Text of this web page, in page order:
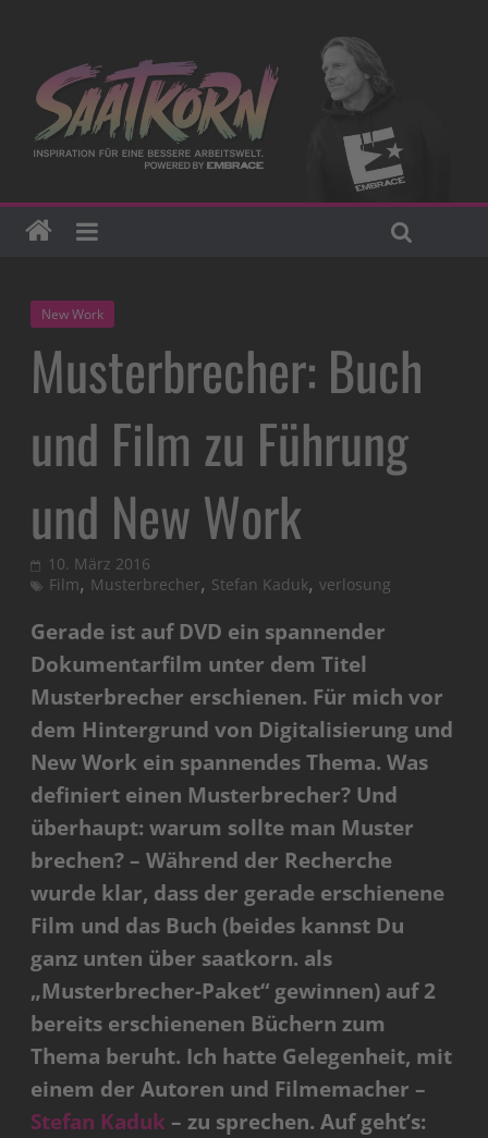
New Work
Musterbrecher: Buch
und Film zu Führung
und New Work
10. März 2016
Film, Musterbrecher, Stefan Kaduk,verlosung
Gerade ist auf DVD ein spannender
Dokumentarfilm unter dem Titel
Musterbrecher erschienen. Für mich vor
dem Hintergrund von Digitalisierung und
New Work ein spannendes Thema. Was
definiert einen Musterbrecher? Und
überhaupt: warum sollte man Muster
brechen? – Während der Recherche
wurde klar, dass der gerade erschienene
Film und das Buch (beides kannst Du
ganz unten über saatkorn. als
„Musterbrecher-Paket“ gewinnen) auf 2
bereits erschienenen Büchern zum
Thema beruht. Ich hatte Gelegenheit, mit
einem der Autoren und Filmemacher –
Stefan Kaduk – zu sprechen. Auf geht’s: